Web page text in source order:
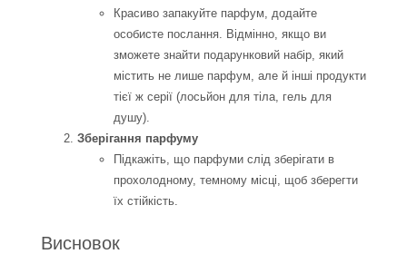
Красиво запакуйте парфум, додайте
особисте послання. Відмінно, якщо ви
зможете знайти подарунковий набір, який
містить не лише парфум, але й інші продукти
тієї ж серії (лосьйон для тіла, гель для
душу).
Зберігання парфуму
Підкажіть, що парфуми слід зберігати в
прохолодному, темному місці, щоб зберегти
їх стійкість.
Висновок